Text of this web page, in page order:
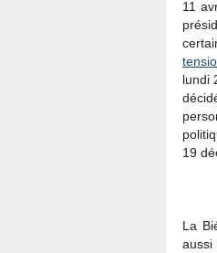
11
lundi
19
La
aussi